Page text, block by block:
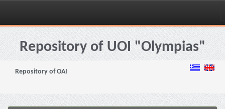
Skip
navigationRepository of UOI "Olympias"
Repository of OAI